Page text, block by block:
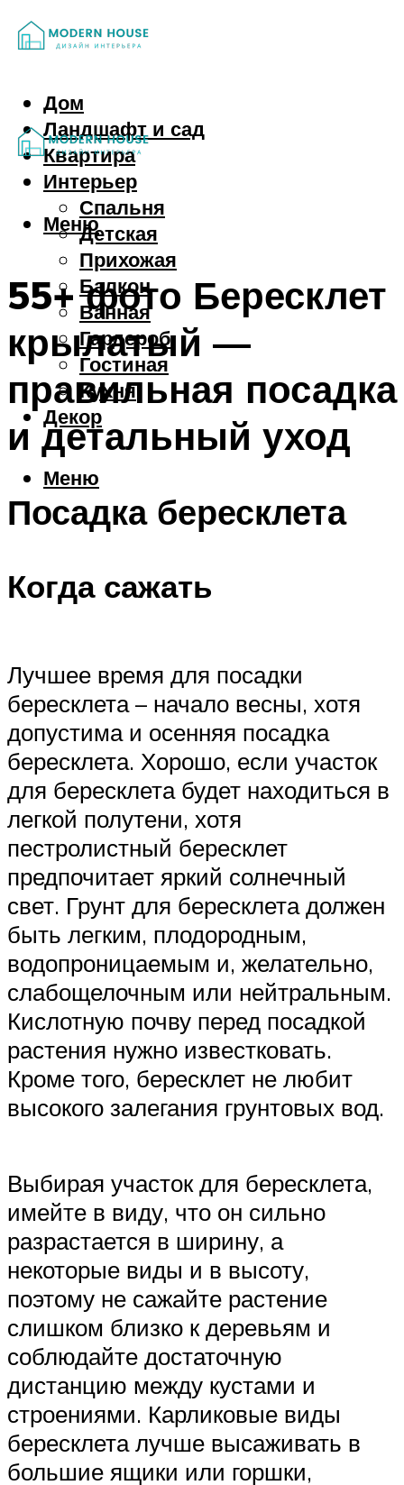
Дом
Ландшафт и сад
Квартира
Интерьер
Спальня
Детская
Прихожая
Балкон
Ванная
Гардероб
Гостиная
Кухня
Декор
Меню
Меню
55+ фото Бересклет
крылатый —
правильная посадка
и детальный уход
Посадка бересклета
Когда сажать
Лучшее время для посадки
бересклета – начало весны, хотя
допустима и осенняя посадка
бересклета. Хорошо, если участок
для бересклета будет находиться в
легкой полутени, хотя
пестролистный бересклет
предпочитает яркий солнечный
свет. Грунт для бересклета должен
быть легким, плодородным,
водопроницаемым и, желательно,
слабощелочным или нейтральным.
Кислотную почву перед посадкой
растения нужно известковать.
Кроме того, бересклет не любит
высокого залегания грунтовых вод.
Выбирая участок для бересклета,
имейте в виду, что он сильно
разрастается в ширину, а
некоторые виды и в высоту,
поэтому не сажайте растение
слишком близко к деревьям и
соблюдайте достаточную
дистанцию между кустами и
строениями. Карликовые виды
бересклета лучше высаживать в
большие ящики или горшки,